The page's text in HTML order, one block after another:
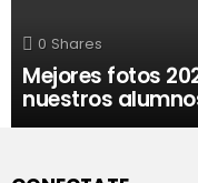
0 Shares
Mejores fotos
nuestros